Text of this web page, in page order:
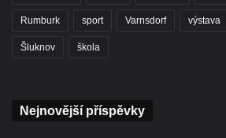
Rumburk sport Varnsdorf výstava
Šluknov škola
Nejnovější příspěvky